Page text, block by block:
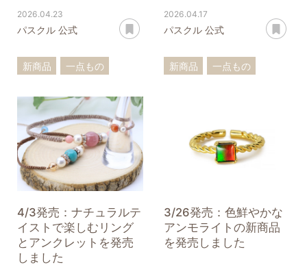
2026.04.23
パスクル 公式
あとで読む
新商品
一点もの
ターコイズ
ローズクォーツ
フローライト
2026.04.17
パスクル 公式
新商品
一点もの
アンモナイト
アンモライト
4/3発売：ナチュラルテ
イストで楽しむリング
とアンクレットを発売
しました
3/26発売：色鮮やかな
アンモライトの新商品
を発売しました